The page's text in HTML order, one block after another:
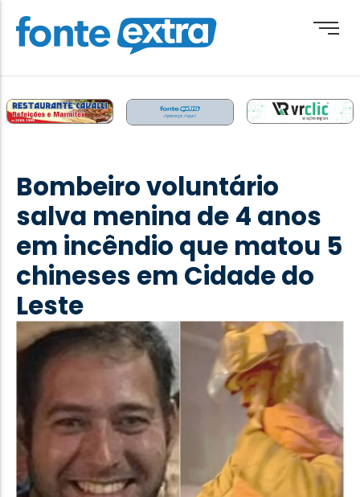
Destaque
Esporte
Geral
Obituário
Paraguai
Paraná
Política
Santa Helena e Região
Saúde e Bem-Estar
Bombeiro voluntário
salva menina de 4 anos
em incêndio que matou 5
chineses em Cidade do
Leste